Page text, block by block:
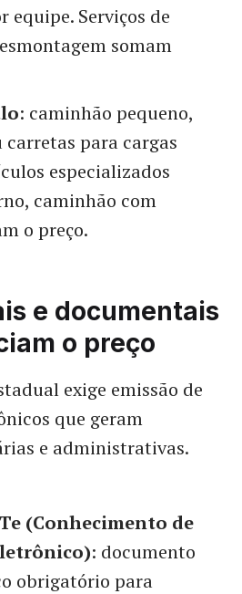
equipe. Serviços de
somam
: caminhão pequeno,
para cargas
especializados
caminhão com
o preço.
e documentais
o preço
exige emissão de
que geram
e administrativas.
(Conhecimento de
: documento
obrigatório para